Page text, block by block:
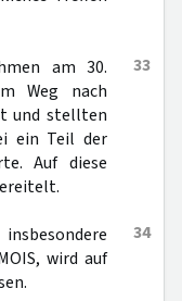
33
am 30.
Weg nach
und stellten
ein Teil der
Auf diese
34
wird auf